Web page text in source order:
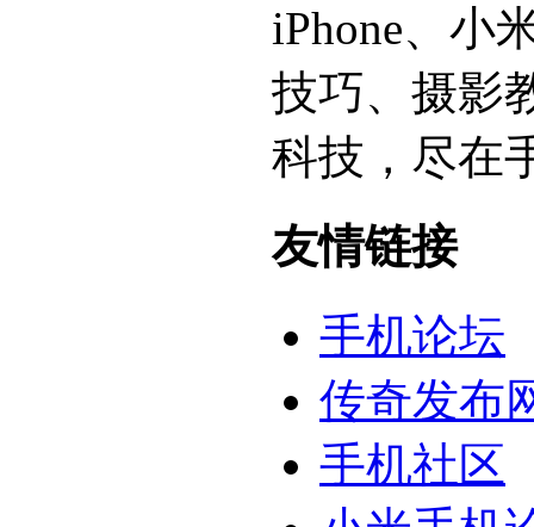
iPhone、小
技巧、摄影
科技，尽在
友情链接
手机论坛
传奇发布
手机社区